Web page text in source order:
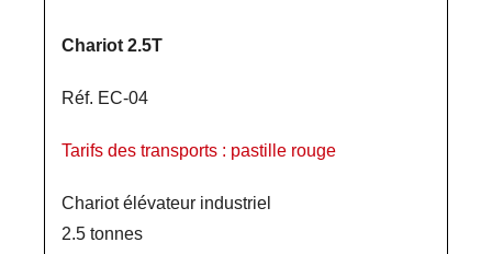
Chariot 2.5T
Réf. EC-04
Tarifs des transports : pastille rouge
Chariot élévateur industriel
2.5 tonnes